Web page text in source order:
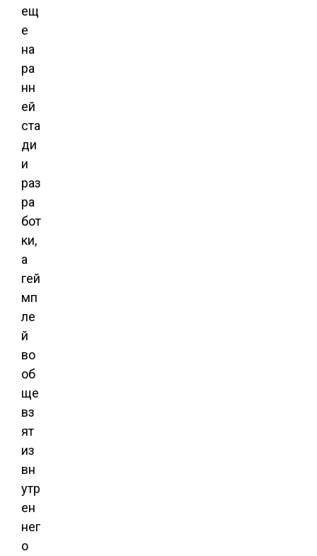
ещ
е
на
ра
нн
ей
ста
ди
и
раз
ра
бот
ки,
а
гей
мп
ле
й
во
об
ще
вз
ят
из
вн
утр
ен
нег
о